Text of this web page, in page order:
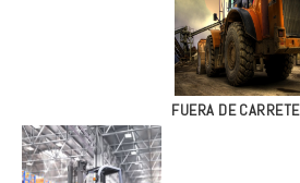
FUERA DE